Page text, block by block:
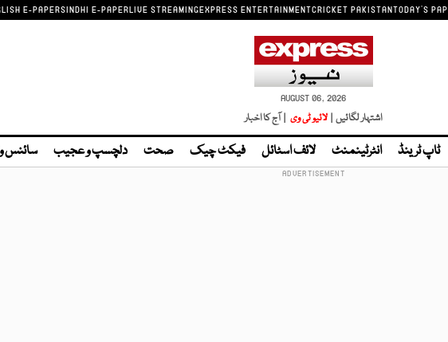
E-PAPERSINDHI E-PAPERLIVE STREAMINGEXPRESS ENTERTAINMENTCRICKET PAKISTANTODAY'S
AUGUST 06, 2026
اشتہار لگائیں | لائیو ٹی وی | آج کا اخبار
ٹاپ ٹرینڈ انٹرٹینمنٹ لائف اسٹائل فیکٹ چیک صحت دلچسپ و عجیب سائنس